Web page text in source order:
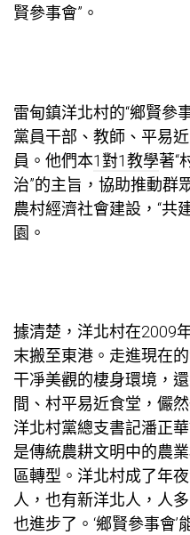
賢參事會”。
雷甸鎮洋北村的“鄉賢參
黨員干部、教師、平易
員。他們本1對1教學著“
治”的主旨，協助推動群
農村經濟社會建設，“共
園。
據清楚，洋北村在2009
末搬至東港。走進現在
干凈美觀的棲身環境，
間、村平易近食堂，儼
洋北村黨總支書記潘正
是傳統農耕文明中的農
區轉型。洋北村成了年
人，也有新洋北人，人
也進步了。‘鄉賢參事會